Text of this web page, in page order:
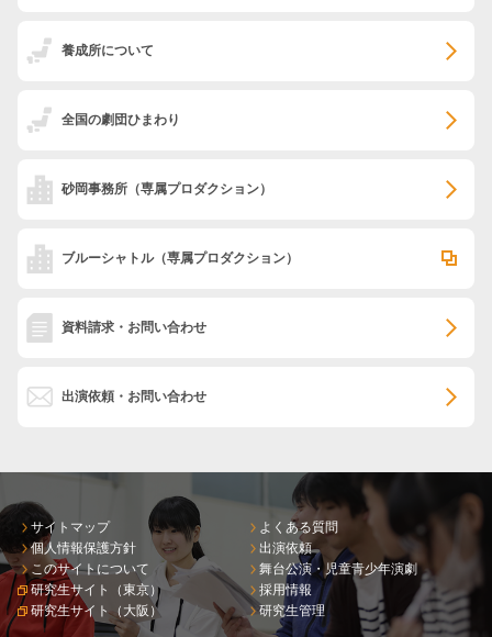
養成所について
全国の劇団ひまわり
砂岡事務所 （専属プロダクション）
ブルーシャトル（専属プロダクション）
資料請求・お問い合わせ
出演依頼・お問い合わせ
サイトマップ
個人情報保護方針
このサイトについて
研究生サイト（東京）
研究生サイト（大阪）
よくある質問
出演依頼
舞台公演・児童青少年演劇
採用情報
研究生管理